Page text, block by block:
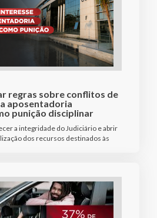
regras sobre conflitos de
aposentadoria
punição disciplinar
a integridade do Judiciário e abrir
dos recursos destinados às